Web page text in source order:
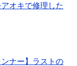
オキで修理した
ンナー】ラストの